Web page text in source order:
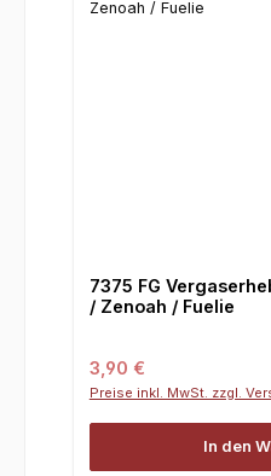
7375 FG
/ Zenoah / Fuelie
Regulärer Preis:
3,90 €
Preise inkl. MwSt. zzgl.
In den